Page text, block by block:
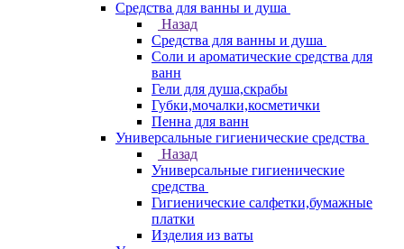
Средства для ванны и душа
Назад
Средства для ванны и душа
Соли и ароматические средства для
ванн
Гели для душа,скрабы
Губки,мочалки,косметички
Пенна для ванн
Универсальные гигиенические средства
Назад
Универсальные гигиенические
средства
Гигиенические салфетки,бумажные
платки
Изделия из ваты